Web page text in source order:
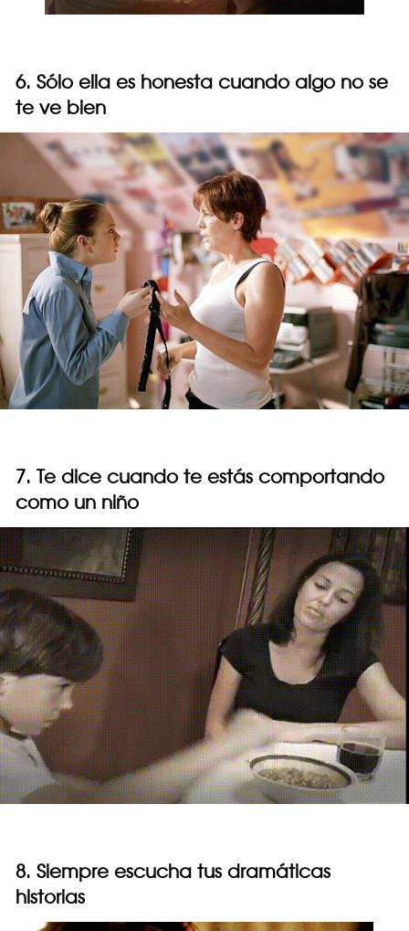
6. Sólo ella es honesta cuando algo no se
te ve bien
7. Te dice cuando te estás comportando
como un niño
8. Siempre escucha tus dramáticas
historias